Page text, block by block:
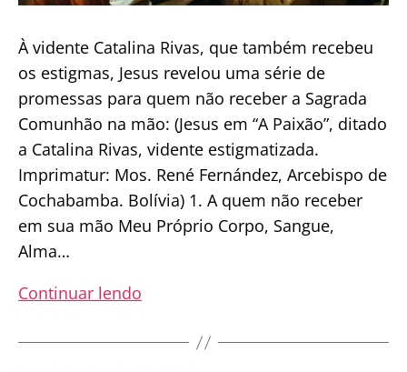
À vidente Catalina Rivas, que também recebeu
os estigmas, Jesus revelou uma série de
promessas para quem não receber a Sagrada
Comunhão na mão: (Jesus em “A Paixão”, ditado
a Catalina Rivas, vidente estigmatizada.
Imprimatur: Mos. René Fernández, Arcebispo de
Cochabamba. Bolívia) 1. A quem não receber
em sua mão Meu Próprio Corpo, Sangue,
Alma…
Continuar lendo
JESUS